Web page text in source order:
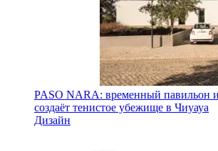
PASO NARA: временный павильон
создаёт тенистое убежище в Чиуауа
Дизайн